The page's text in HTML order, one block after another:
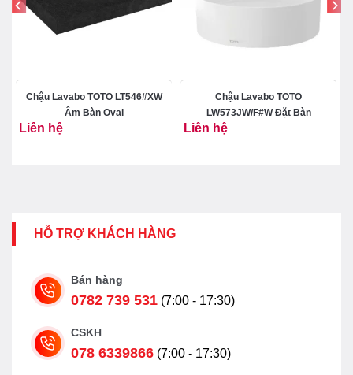
Chậu Lavabo TOTO LT546#XW
Âm Bàn Oval
Liên hệ
Chậu Lavabo TOTO
LW573JW/F#W Đặt Bàn
Liên hệ
HỖ TRỢ KHÁCH HÀNG
Bán hàng
0782 739 531 (7:00 - 17:30)
CSKH
078 6339866 (7:00 - 17:30)